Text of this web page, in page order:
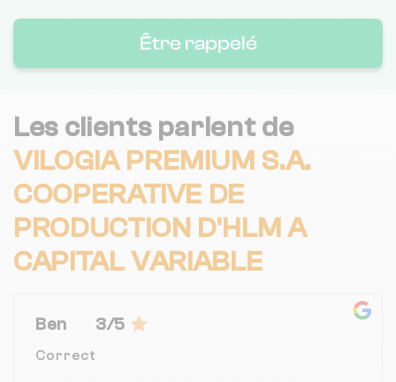
Être rappelé
Les clients parlent de
VILOGIA PREMIUM S.A.
COOPERATIVE DE
PRODUCTION D'HLM A
CAPITAL VARIABLE
Ben 3/5
Correct